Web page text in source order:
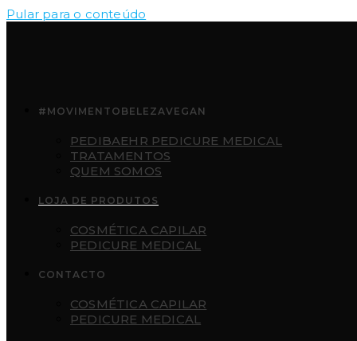
Pular para o conteúdo
#MOVIMENTOBELEZAVEGAN
PEDIBAEHR PEDICURE MEDICAL
TRATAMENTOS
QUEM SOMOS
LOJA DE PRODUTOS
COSMÉTICA CAPILAR
PEDICURE MEDICAL
CONTACTO
COSMÉTICA CAPILAR
PEDICURE MEDICAL